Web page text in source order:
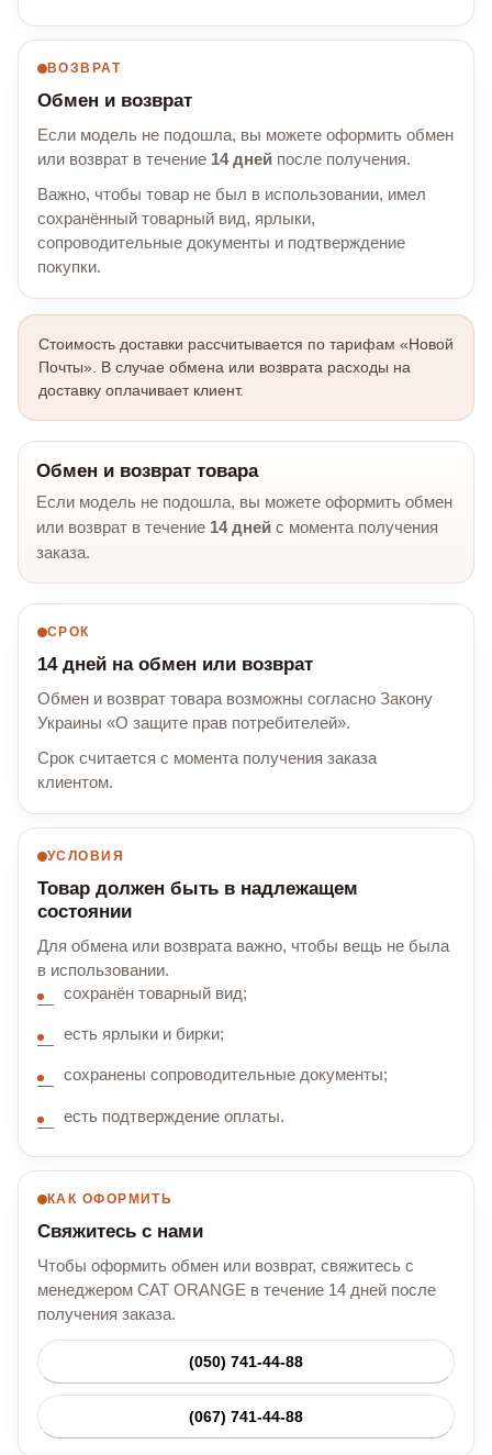
ВОЗВРАТ
Обмен и возврат
Если модель не подошла, вы можете оформить обмен
или возврат в течение 14 дней после получения.
Важно, чтобы товар не был в использовании, имел
сохранённый товарный вид, ярлыки,
сопроводительные документы и подтверждение
покупки.
Стоимость доставки рассчитывается по тарифам «Новой
Почты». В случае обмена или возврата расходы на
доставку оплачивает клиент.
Обмен и возврат товара
Если модель не подошла, вы можете оформить обмен
или возврат в течение 14 дней с момента получения
заказа.
СРОК
14 дней на обмен или возврат
Обмен и возврат товара возможны согласно Закону
Украины «О защите прав потребителей».
Срок считается с момента получения заказа
клиентом.
УСЛОВИЯ
Товар должен быть в надлежащем
состоянии
Для обмена или возврата важно, чтобы вещь не была
в использовании.
сохранён товарный вид;
есть ярлыки и бирки;
сохранены сопроводительные документы;
есть подтверждение оплаты.
КАК ОФОРМИТЬ
Свяжитесь с нами
Чтобы оформить обмен или возврат, свяжитесь с
менеджером CAT ORANGE в течение 14 дней после
получения заказа.
(050) 741-44-88
(067) 741-44-88